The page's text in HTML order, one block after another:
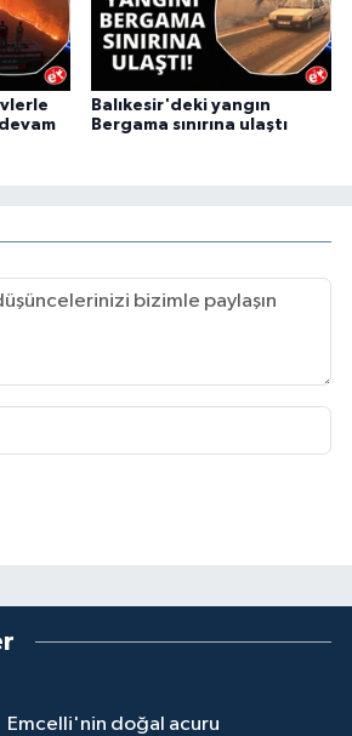
Balıkesir'deki yangın
Bergama sınırına ulaştı
Emcelli'nin doğal acuru